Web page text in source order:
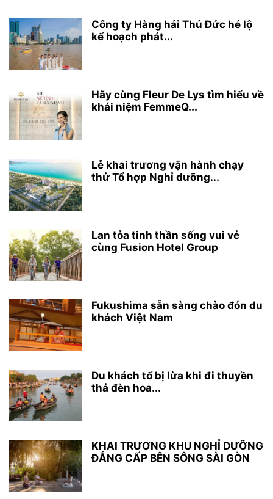
Công ty Hàng hải Thủ Đức hé lộ
kế hoạch phát...
Hãy cùng Fleur De Lys tìm hiểu về
khái niệm FemmeQ...
Lễ khai trương vận hành chạy
thử Tổ hợp Nghỉ dưỡng...
Lan tỏa tinh thần sống vui vẻ
cùng Fusion Hotel Group
Fukushima sẵn sàng chào đón du
khách Việt Nam
Du khách tố bị lừa khi đi thuyền
thả đèn hoa...
KHAI TRƯƠNG KHU NGHỈ DƯỠNG
ĐẲNG CẤP BÊN SÔNG SÀI GÒN